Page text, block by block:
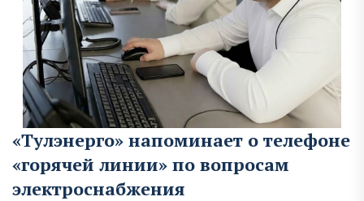
«Тулэнерго» напоминает о телефоне
«горячей линии» по вопросам
электроснабжения